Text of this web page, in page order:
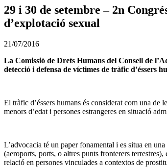
29 i 30 de setembre – 2n
d’explotació sexual
21/07/2016
La Comissió de Drets Humans del Consell de
detecció i defensa de víctimes de tràfic d’éssers
El tràfic d’éssers humans és considerat com una de
menors d’edat i persones estrangeres en situació
L’advocacia té un paper fonamental i es situa en
(aeroports, ports, o altres punts fronterers
relació en persones vinculades a contextos de